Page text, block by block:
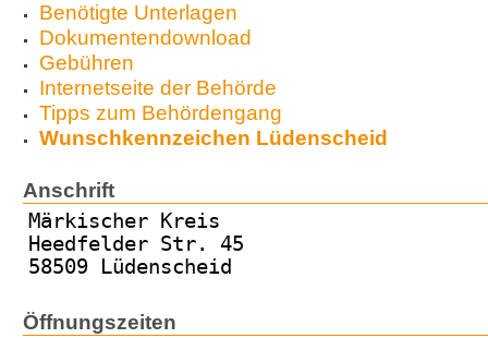
Benötigte Unterlagen
Dokumentendownload
Gebühren
Internetseite der Behörde
Tipps zum Behördengang
Wunschkennzeichen Lüdenscheid
Anschrift
Märkischer Kreis
Heedfelder Str. 45
58509 Lüdenscheid
Öffnungszeiten